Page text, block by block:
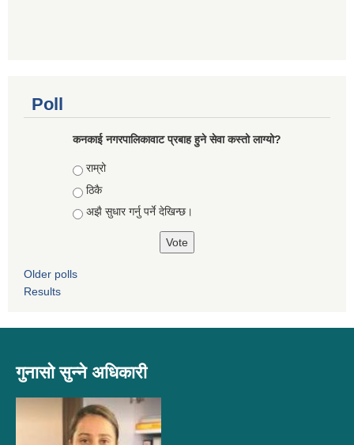
Poll
कनकाई नगरपालिकावाट प्रबाह हुने सेवा कस्तो लाग्यो?
Choices
राम्रो
ठिकै
अझै सुधार गर्नु पर्ने देखिन्छ।
Older polls
Results
गुनासो सुन्ने अधिकारी